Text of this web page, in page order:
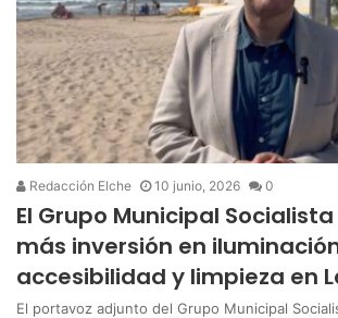
Redacción Elche 10 junio, 2026 0
El Grupo Municipal
más inversión en
accesibilidad y limpieza en
El portavoz adjunto del Grupo Municipal